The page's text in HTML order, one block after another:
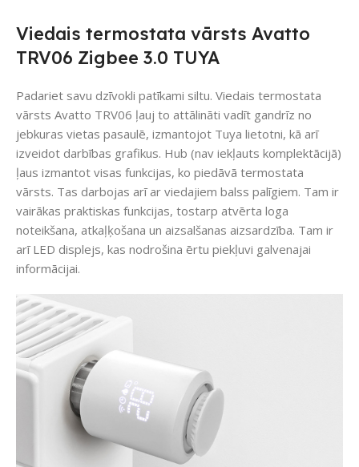
Viedais termostata vārsts Avatto
TRV06 Zigbee 3.0 TUYA
Padariet savu dzīvokli patīkami siltu. Viedais termostata
vārsts Avatto TRV06 ļauj to attālināti vadīt gandrīz no
jebkuras vietas pasaulē, izmantojot Tuya lietotni, kā arī
izveidot darbības grafikus. Hub (nav iekļauts komplektācijā)
ļaus izmantot visas funkcijas, ko piedāvā termostata
vārsts. Tas darbojas arī ar viedajiem balss palīgiem. Tam ir
vairākas praktiskas funkcijas, tostarp atvērta loga
noteikšana, atkaļķošana un aizsalšanas aizsardzība. Tam ir
arī LED displejs, kas nodrošina ērtu piekļuvi galvenajai
informācijai.